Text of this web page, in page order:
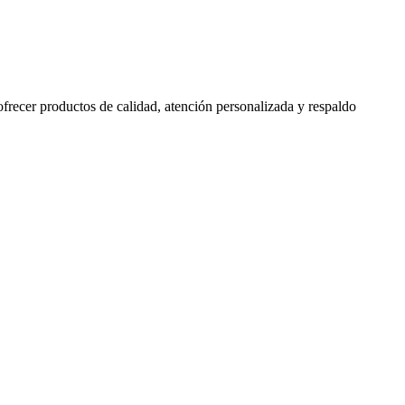
productos de calidad, atención personalizada y respaldo